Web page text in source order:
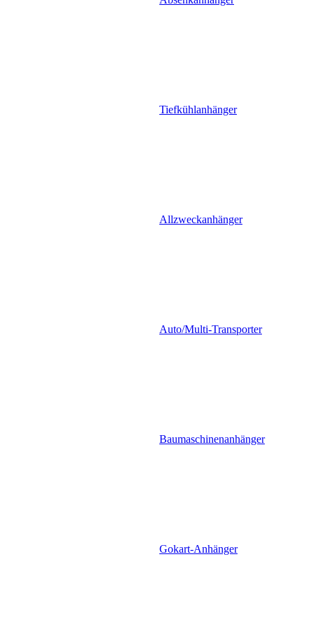
Tiefkühlanhänger
Allzweckanhänger
Auto/Multi-Transporter
Baumaschinenanhänger
Gokart-Anhänger